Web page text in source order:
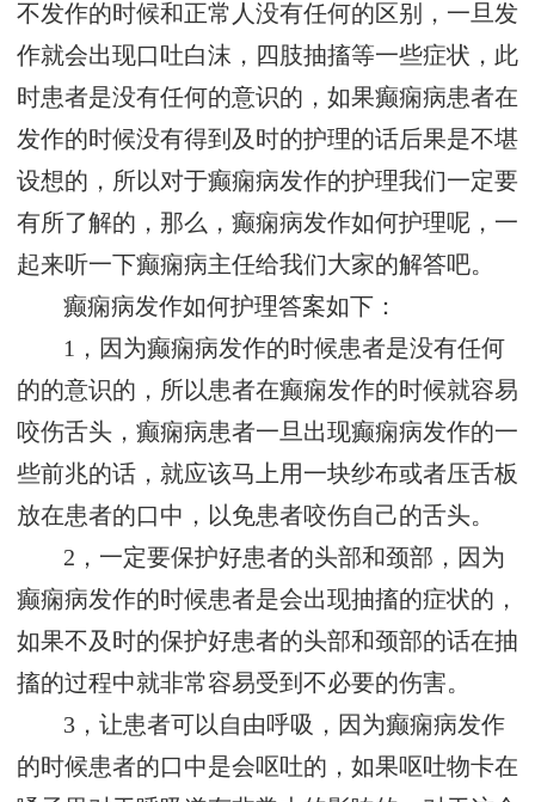
不发作的时候和正常人没有任何的区别，一旦发
作就会出现口吐白沫，四肢抽搐等一些症状，此
时患者是没有任何的意识的，如果癫痫病患者在
发作的时候没有得到及时的护理的话后果是不堪
设想的，所以对于癫痫病发作的护理我们一定要
有所了解的，那么，癫痫病发作如何护理呢，一
起来听一下癫痫病主任给我们大家的解答吧。
癫痫病发作如何护理答案如下：
1，因为癫痫病发作的时候患者是没有任何
的的意识的，所以患者在癫痫发作的时候就容易
咬伤舌头，癫痫病患者一旦出现癫痫病发作的一
些前兆的话，就应该马上用一块纱布或者压舌板
放在患者的口中，以免患者咬伤自己的舌头。
2，一定要保护好患者的头部和颈部，因为
癫痫病发作的时候患者是会出现抽搐的症状的，
如果不及时的保护好患者的头部和颈部的话在抽
搐的过程中就非常容易受到不必要的伤害。
3，让患者可以自由呼吸，因为癫痫病发作
的时候患者的口中是会呕吐的，如果呕吐物卡在